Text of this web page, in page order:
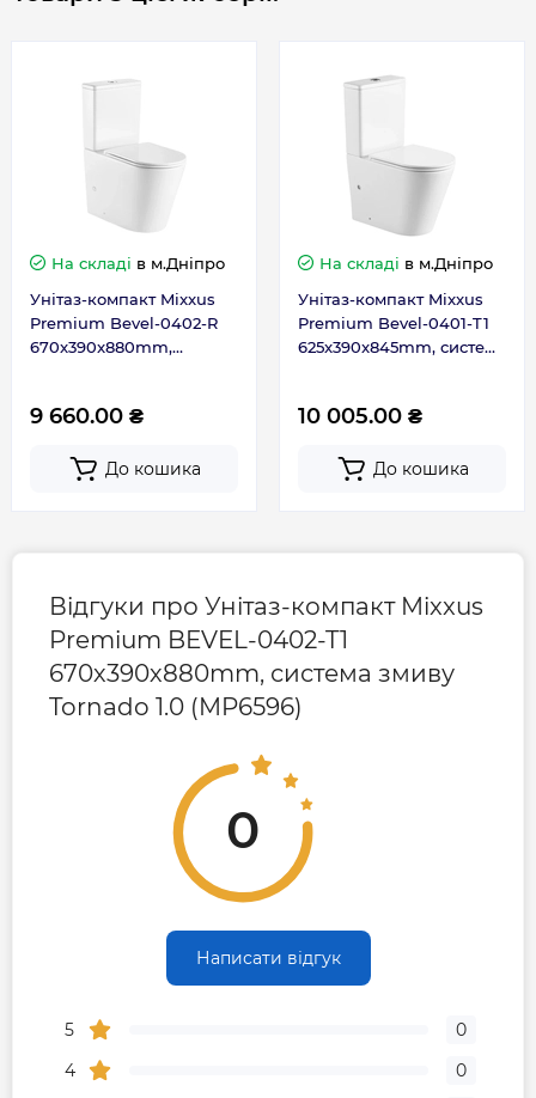
Габарити, розміри, вага
Висота, мм 880
Довжина, мм
Гарантія виробника, міс
Контакти сервісного
0-800-301-755; +38 (067)
На складі в м.Дніпро
Унітаз-компакт Mixxus
Premium Bevel-0402-R
670x390x880mm,
9 660.00 ₴
До кошика
На складі в м.Дніпро
Унітаз-компакт Mixxus
Premium Bevel-0401-T1
625x390x845mm, система
10 005.00 ₴
До кошика
Відгуки про Унітаз-компакт Mixxus
Premium BEVEL-0402-T1
670х390х880mm, система змиву
Tornado 1.0 (MP6596)
0
Написати відгук
5
0
4
0